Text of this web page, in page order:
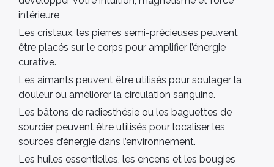
intérieure
Les cristaux, les pierres semi-précieuses peuvent
être placés sur le corps pour amplifier l’énergie
curative.
Les aimants peuvent être utilisés pour soulager la
douleur ou améliorer la circulation sanguine.
Les bâtons de radiesthésie ou les baguettes de
sourcier peuvent être utilisés pour localiser les
sources d’énergie dans l’environnement.
Les huiles essentielles, les encens et les bougies